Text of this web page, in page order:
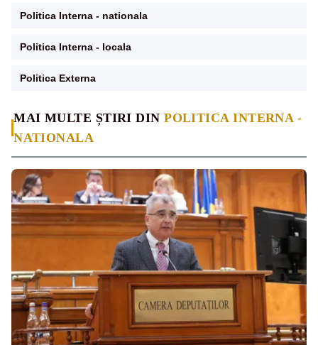
MAI MULTE ȘTIRI DINPOLITICA INTERNA -
NATIONALA
Politica Interna - nationala
Politica Interna - locala
Politica Externa